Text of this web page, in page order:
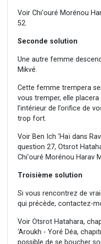
Voir Chi'ouré Morénou
52.
Seconde solution
Une autre femme
Mikvé.
Cette femme trempera
vous tremper, elle
l’intérieur de l’orifice de
trop fort.
Voir Ben Ich ‘Haï dans
question 27, Otsrot
Chi'ouré Morénou Harav
Troisième solution
Si vous rencontrez de
qui précède, contactez-
Voir Otsrot Hatahara,
‘Aroukh - Yoré Déa,